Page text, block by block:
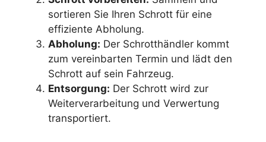
sortieren Sie Ihren Schrott für eine
effiziente Abholung.
Abholung: Der Schrotthändler kommt
zum vereinbarten Termin und lädt den
Schrott auf sein Fahrzeug.
Entsorgung: Der Schrott wird zur
Weiterverarbeitung und Verwertung
transportiert.